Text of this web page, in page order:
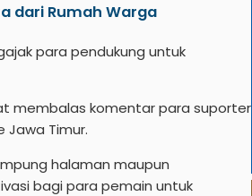
dari Rumah Warga
para pendukung untuk
membalas komentar para suporter
Jawa Timur.
halaman maupun
bagi para pemain untuk